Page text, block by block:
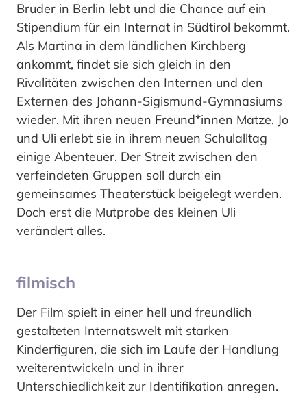
Bruder in Berlin lebt und die Chance auf ein
Stipendium für ein Internat in Südtirol bekommt.
Als Martina in dem ländlichen Kirchberg
ankommt, findet sie sich gleich in den
Rivalitäten zwischen den Internen und den
Externen des Johann-Sigismund-Gymnasiums
wieder. Mit ihren neuen Freund*innen Matze, Jo
und Uli erlebt sie in ihrem neuen Schulalltag
einige Abenteuer. Der Streit zwischen den
verfeindeten Gruppen soll durch ein
gemeinsames Theaterstück beigelegt werden.
Doch erst die Mutprobe des kleinen Uli
verändert alles.
filmisch
Der Film spielt in einer hell und freundlich
gestalteten Internatswelt mit starken
Kinderfiguren, die sich im Laufe der Handlung
weiterentwickeln und in ihrer
Unterschiedlichkeit zur Identifikation anregen.